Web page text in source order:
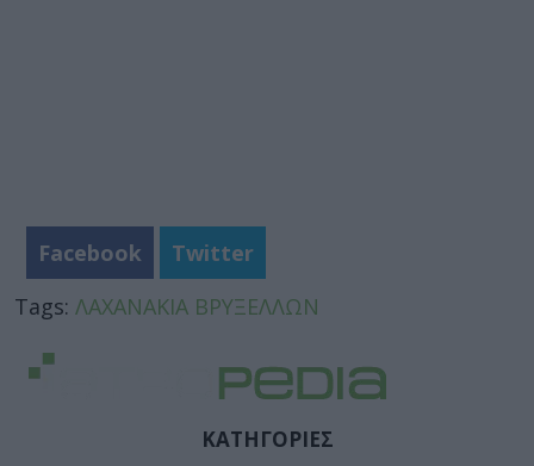
Facebook
Twitter
Tags: ΛΑΧΑΝΑΚΙΑ ΒΡΥΞΕΛΛΩΝ
ΚΑΤΗΓΟΡΙΕΣ